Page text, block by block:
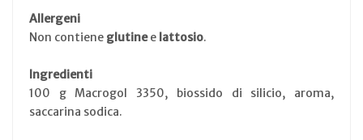
Allergeni
Non contiene glutinee lattosio.
Ingredienti
100 g Macrogol 3350, biossido di silicio, aroma,
saccarina sodica.